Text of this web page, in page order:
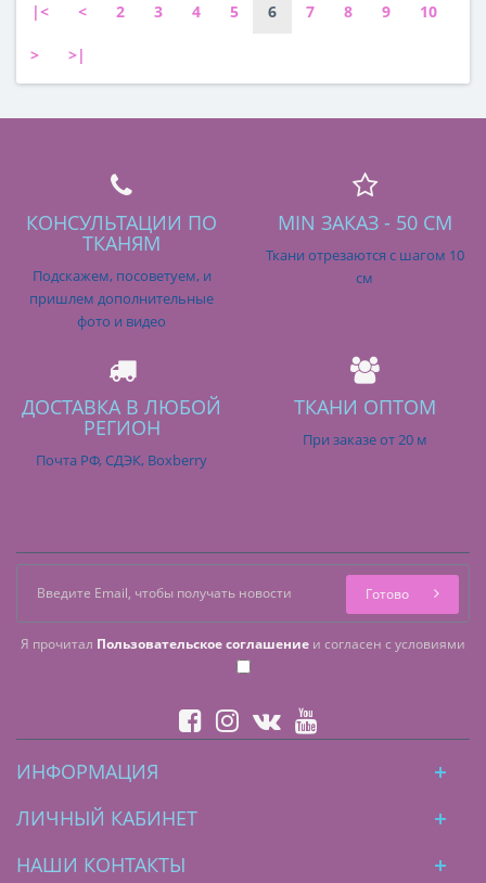
|< < 2 3 4 5 6 7 8 9 10
> >|
КОНСУЛЬТАЦИИ ПО
ТКАНЯМ
Подскажем, посоветуем, и
пришлем дополнительные
фото и видео
MIN ЗАКАЗ - 50 СМ
Ткани отрезаются с шагом 10
см
ДОСТАВКА В ЛЮБОЙ
РЕГИОН
Почта РФ, СДЭК, Boxberry
ТКАНИ ОПТОМ
При заказе от 20 м
Я прочитал Пользовательское соглашение и согласен с условиями
Готово
ИНФОРМАЦИЯ
ЛИЧНЫЙ КАБИНЕТ
НАШИ КОНТАКТЫ